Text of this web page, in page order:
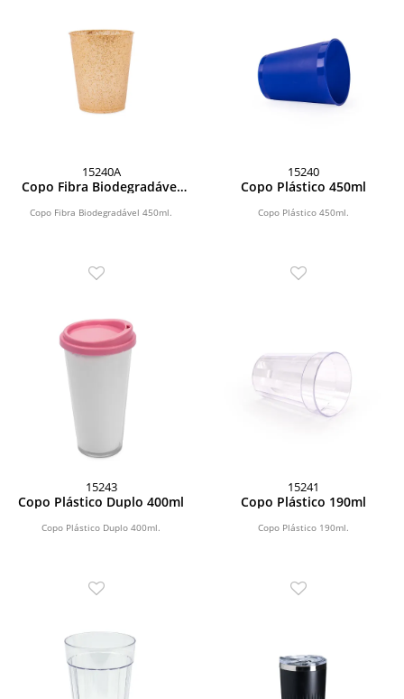
15240A
Copo Fibra Biodegradável
Copo Fibra Biodegradável 450ml.
15240
Copo Plástico 450ml
Copo Plástico 450ml.
15243
Copo Plástico Duplo 400ml
Copo Plástico Duplo 400ml.
15241
Copo Plástico 190ml
Copo Plástico 190ml.